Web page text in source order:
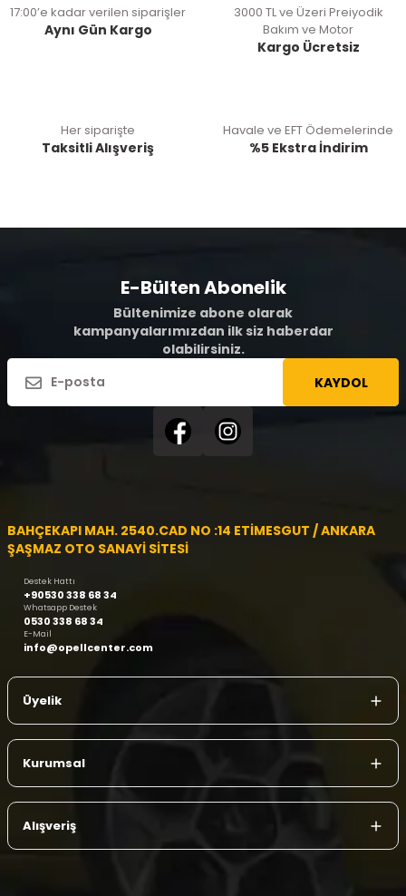
17:00’e kadar verilen siparişler
Aynı Gün Kargo
3000 TL ve Üzeri Preiyodik
Bakım ve Motor
Kargo Ücretsiz
Her siparişte
Taksitli Alışveriş
Havale ve EFT Ödemelerinde
%5 Ekstra İndirim
E-Bülten Abonelik
Bültenimize abone olarak
kampanyalarımızdan ilk siz haberdar
olabilirsiniz.
KAYDOL
BAHÇEKAPI MAH. 2540.CAD NO :14 ETİMESGUT / ANKARA
ŞAŞMAZ OTO SANAYİ SİTESİ
Destek Hattı
+90530 338 68 34
Whatsapp Destek
0530 338 68 34
E-Mail
info@opellcenter.com
Üyelik
Kurumsal
Alışveriş